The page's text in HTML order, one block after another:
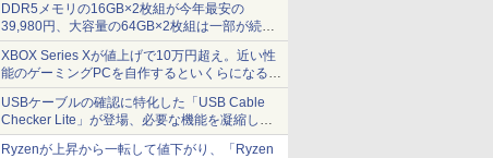
DDR5メモリの16GB×2枚組が今年最安の
39,980円、大容量の64GB×2枚組は一部が続騰
[8月前半のメモリ価格]
XBOX Series Xが値上げで10万円超え。近い性
能のゲーミングPCを自作するといくらになる？
【石田賀津男の『酒の肴にPCゲーム』】
USBケーブルの確認に特化した「USB Cable
Checker Lite」が登場、必要な機能を凝縮しコ
ンパクトに 7日発売
Ryzenが上昇から一転して値下がり、「Ryzen